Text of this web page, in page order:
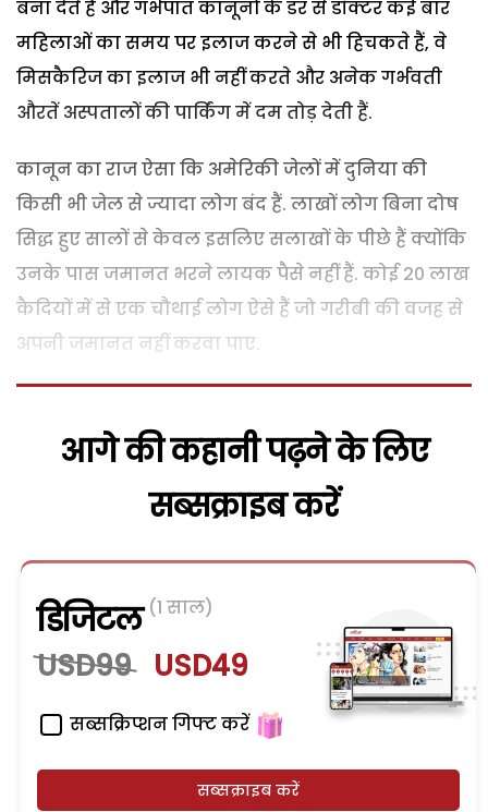
बना देते हैं और गर्भपात कानूनों के डर से डॉक्टर कई बार
महिलाओं का समय पर इलाज करने से भी हिचकते हैं, वे
मिसकैरिज का इलाज भी नहीं करते और अनेक गर्भवती
औरतें अस्पतालों की पार्किंग में दम तोड़ देती हैं.
कानून का राज ऐसा कि अमेरिकी जेलों में दुनिया की
किसी भी जेल से ज्यादा लोग बंद हैं. लाखों लोग बिना दोष
सिद्ध हुए सालों से केवल इसलिए सलाखों के पीछे हैं क्योंकि
उनके पास जमानत भरने लायक पैसे नहीं हैं. कोई 20 लाख
कैदियों में से एक चौथाई लोग ऐसे हैं जो गरीबी की वजह से
अपनी जमानत नहीं करवा पाए.
आगे की कहानी पढ़ने के लिए
सब्सक्राइब करें
डिजिटल (1 साल)
USD99 USD49
सब्सक्रिप्शन गिफ्ट करें
सब्सक्राइब करें